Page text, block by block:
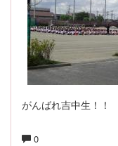
がんばれ吉中生！！
0